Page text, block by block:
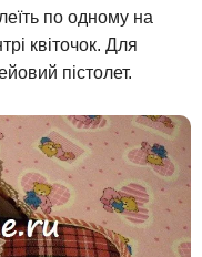
по одному на
квіточок. Для
пістолет.